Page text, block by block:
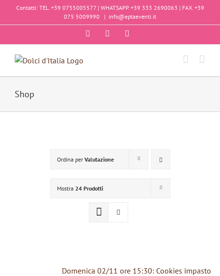
SaltaContatti: TEL. +39 0755005577 | WHATSAPP. +39 333 2690063 | FAX. +39
075 5009990
| info@eptaeventi.it
FacebookInstagram
Shop
Ordina per Valutazione
Mostra 24 Prodotti
Domenica 02/11 ore 15:30: Cookies impasto